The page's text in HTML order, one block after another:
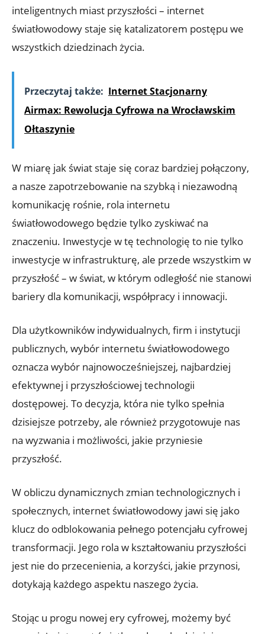
inteligentnych miast przyszłości – internet
światłowodowy staje się katalizatorem postępu we
wszystkich dziedzinach życia.
Przeczytaj także: Internet Stacjonarny
Airmax: Rewolucja Cyfrowa na Wrocławskim
Ołtaszynie
W miarę jak świat staje się coraz bardziej połączony,
a nasze zapotrzebowanie na szybką i niezawodną
komunikację rośnie, rola internetu
światłowodowego będzie tylko zyskiwać na
znaczeniu. Inwestycje w tę technologię to nie tylko
inwestycje w infrastrukturę, ale przede wszystkim w
przyszłość – w świat, w którym odległość nie stanowi
bariery dla komunikacji, współpracy i innowacji.
Dla użytkowników indywidualnych, firm i instytucji
publicznych, wybór internetu światłowodowego
oznacza wybór najnowocześniejszej, najbardziej
efektywnej i przyszłościowej technologii
dostępowej. To decyzja, która nie tylko spełnia
dzisiejsze potrzeby, ale również przygotowuje nas
na wyzwania i możliwości, jakie przyniesie
przyszłość.
W obliczu dynamicznych zmian technologicznych i
społecznych, internet światłowodowy jawi się jako
klucz do odblokowania pełnego potencjału cyfrowej
transformacji. Jego rola w kształtowaniu przyszłości
jest nie do przecenienia, a korzyści, jakie przynosi,
dotykają każdego aspektu naszego życia.
Stojąc u progu nowej ery cyfrowej, możemy być